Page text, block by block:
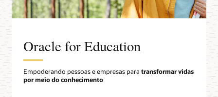
Oracle for Education
Empoderando pessoas e empresas para transformar vidas
por meio do conhecimento